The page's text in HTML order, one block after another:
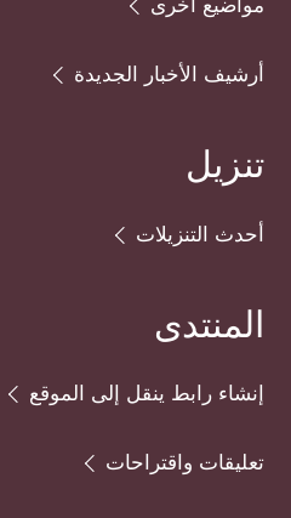
أرشيف الأخبار الجديدة
تنزيل
أحدث التنزيلات
المنتدى
إنشاء رابط ينقل إلى الموقع
تعليقات واقتراحات